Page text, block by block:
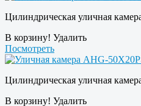
Цилиндрическая уличная
В корзину! Удалить
Посмотреть
Цилиндрическая уличная
В корзину! Удалить